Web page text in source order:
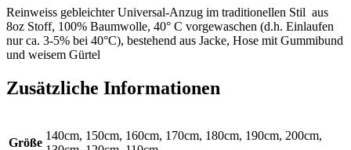
Reinweiss gebleichter Universal-Anzug im traditionellen Stil aus
8oz Stoff, 100% Baumwolle, 40° C vorgewaschen (d.h. Einlaufen
nur ca. 3-5% bei 40°C), bestehend aus Jacke, Hose mit Gummibund
und weisem Gürtel
Zusätzliche Informationen
Größe
140cm, 150cm, 160cm, 170cm, 180cm, 190cm, 200cm,